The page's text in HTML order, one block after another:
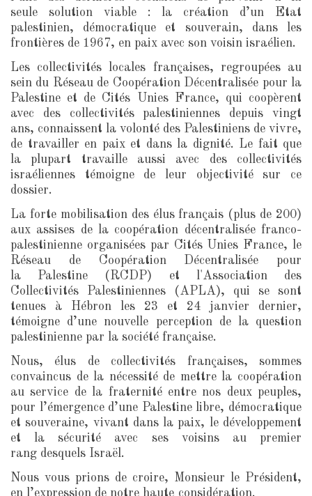
seule solution viable : la création d’un Etat
palestinien, démocratique et souverain, dans les
frontières de 1967, en paix avec son voisin israélien.
Les collectivités locales françaises, regroupées au
sein du Réseau de Coopération Décentralisée pour la
Palestine et de Cités Unies France, qui coopèrent
avec des collectivités palestiniennes depuis vingt
ans, connaissent la volonté des Palestiniens de vivre,
de travailler en paix et dans la dignité. Le fait que
la plupart travaille aussi avec des collectivités
israéliennes témoigne de leur objectivité sur ce
dossier.
La forte mobilisation des élus français (plus de 200)
aux assises de la coopération décentralisée franco-
palestinienne organisées par Cités Unies France, le
Réseau de Coopération Décentralisée pour
la Palestine (RCDP) et l'Association des
Collectivités Palestiniennes (APLA), qui se sont
tenues à Hébron les 23 et 24 janvier dernier,
témoigne d’une nouvelle perception de la question
palestinienne par la société française.
Nous, élus de collectivités françaises, sommes
convaincus de la nécessité de mettre la coopération
au service de la fraternité entre nos deux peuples,
pour l’émergence d’une Palestine libre, démocratique
et souveraine, vivant dans la paix, le développement
et la sécurité avec ses voisins au premier
rang desquels Israël.
Nous vous prions de croire, Monsieur le Président,
en l’expression de notre haute considération.